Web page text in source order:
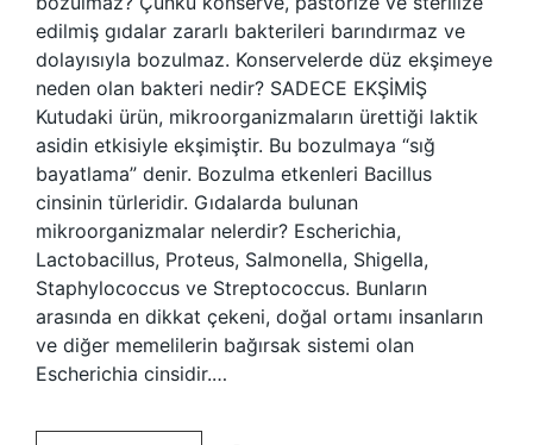
edilmiş gıdalar zararlı bakterileri barındırmaz ve
dolayısıyla bozulmaz. Konservelerde düz ekşimeye
neden olan bakteri nedir? SADECE EKŞİMİŞ
Kutudaki ürün, mikroorganizmaların ürettiği laktik
asidin etkisiyle ekşimiştir. Bu bozulmaya “sığ
bayatlama” denir. Bozulma etkenleri Bacillus
cinsinin türleridir. Gıdalarda bulunan
mikroorganizmalar nelerdir? Escherichia,
Lactobacillus, Proteus, Salmonella, Shigella,
Staphylococcus ve Streptococcus. Bunların
arasında en dikkat çekeni, doğal ortamı insanların
ve diğer memelilerin bağırsak sistemi olan
Escherichia cinsidir.…